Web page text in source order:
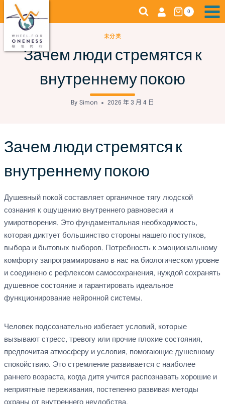
to
content
0
未分类
Зачем люди стремятся к
внутреннему покою
By Simon 2026 年 3 月 4 日
Зачем люди стремятся к
внутреннему покою
Душевный покой составляет органичное тягу людской
сознания к ощущению внутреннего равновесия и
умиротворения. Это фундаментальная необходимость,
которая диктует большинство стороны нашего поступков,
выбора и бытовых выборов. Потребность к эмоциональному
комфорту запрограммировано в нас на биологическом уровне
и соединено с рефлексом самосохранения, нуждой сохранять
душевное состояние и гарантировать идеальное
функционирование нейронной системы.
Человек подсознательно избегает условий, которые
вызывают стресс, тревогу или прочие плохие состояния,
предпочитая атмосферу и условия, помогающие душевному
спокойствию. Это стремление развивается с наиболее
раннего возраста, когда дитя учится распознавать хорошие и
неприятные переживания, постепенно развивая методы